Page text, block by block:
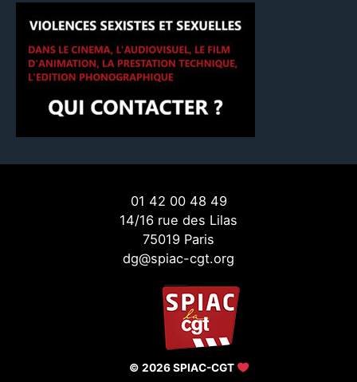
01 42 00 48 49
14/16 rue des Lilas
75019 Paris
dg@spiac-cgt.org
© 2026 SPIAC-CGT